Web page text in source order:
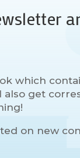
which
also get
on new